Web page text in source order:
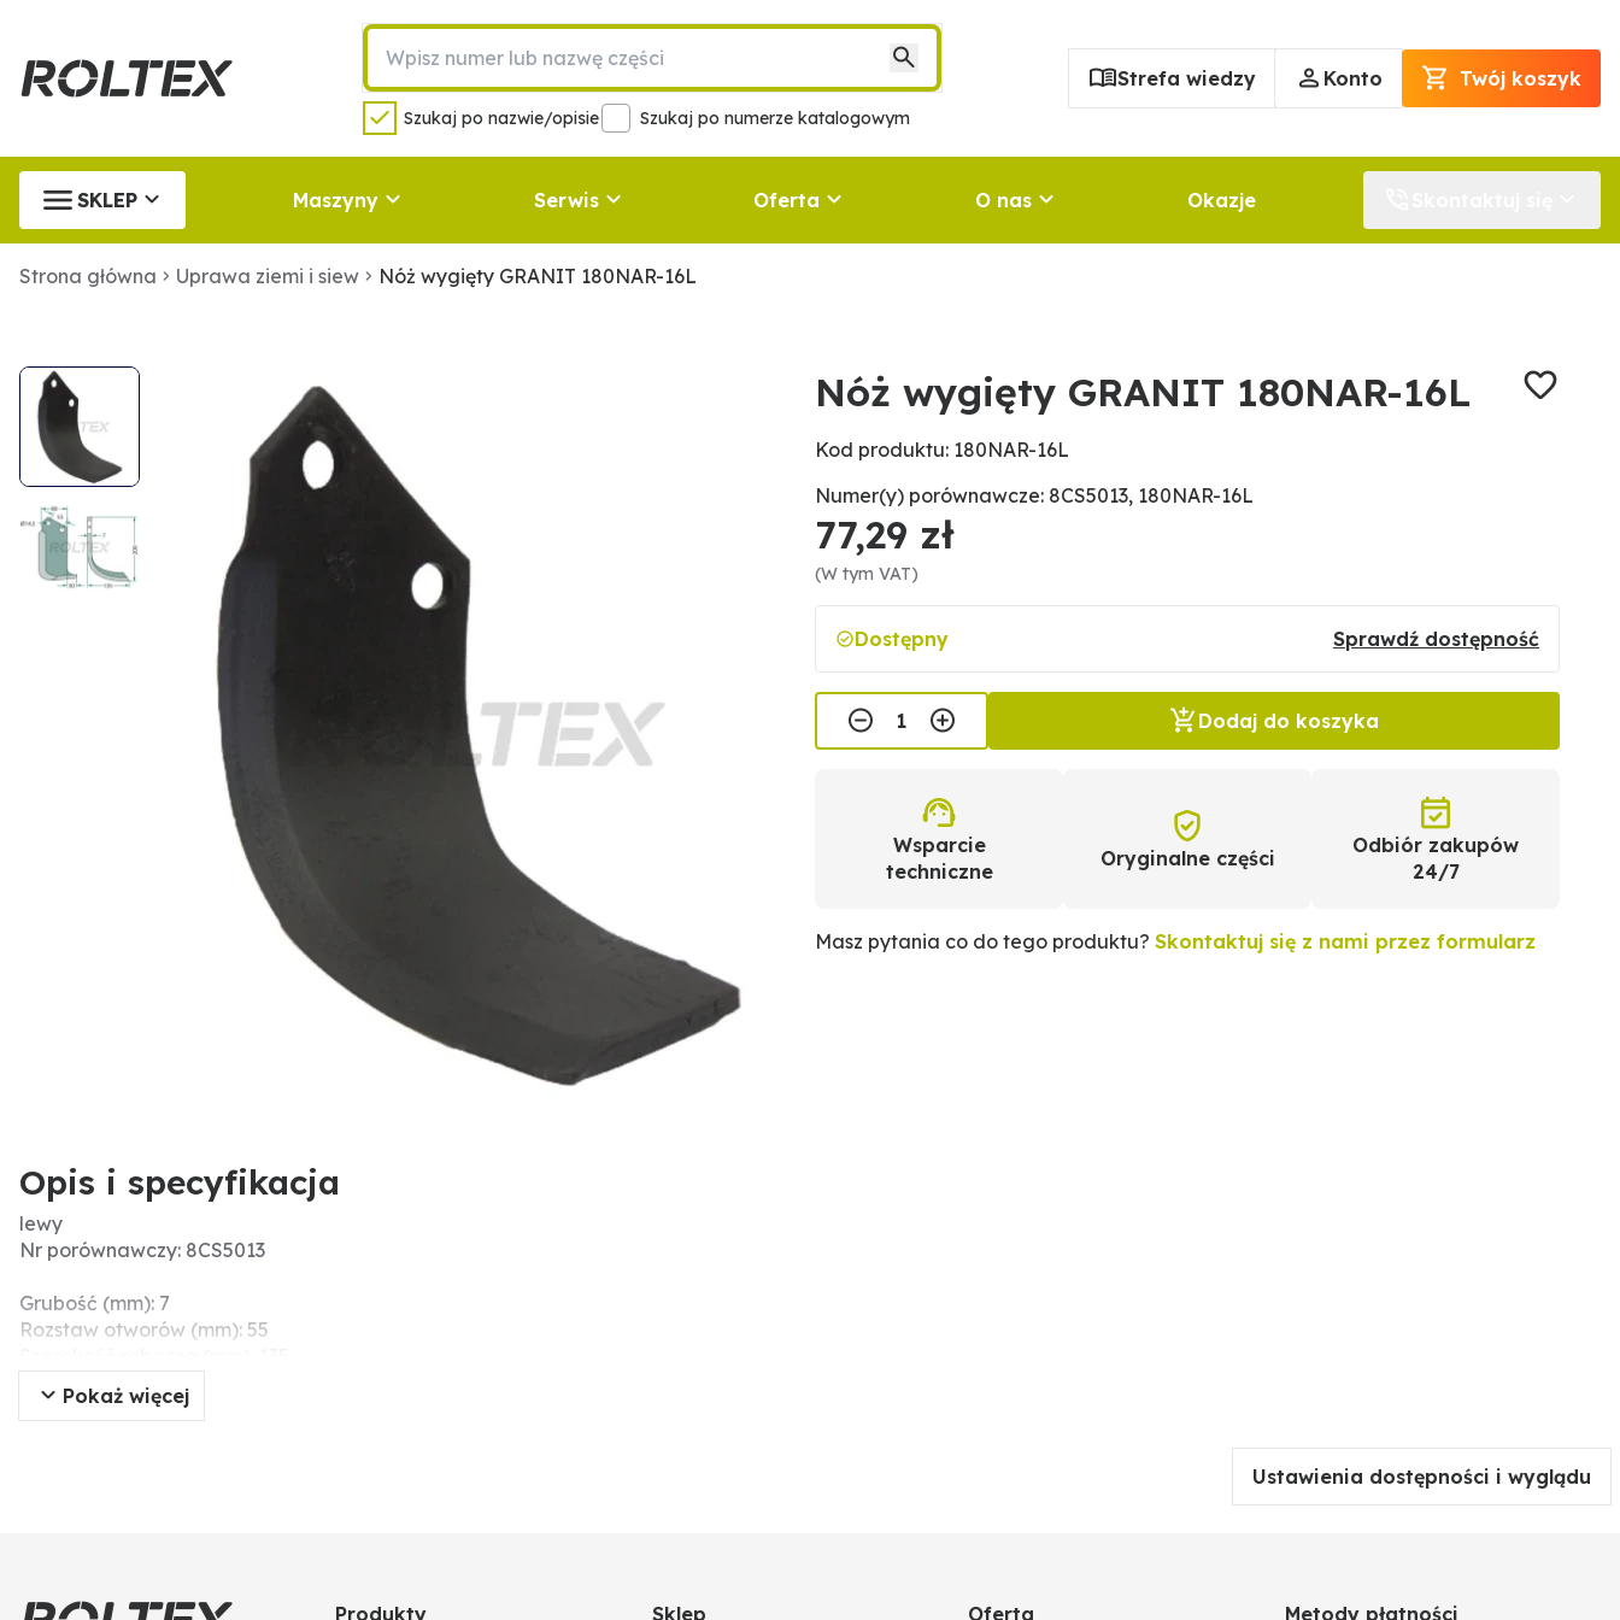
Szukaj po nazwie/opisie Szukaj po numerze katalogowym
Strefa wiedzy Konto Twój koszyk
SKLEP Maszyny Serwis Oferta O nas Okazje
Strona główna Uprawa ziemi i siew Nóż wygięty GRANIT 180NAR-16L
Nóż wygięty GRANIT 180NAR-16L
Kod produktu: 180NAR-16L
Numer(y) porównawcze: 8CS5013, 180NAR-16L
77,29 zł
(W tym VAT)
Dostępny Sprawdź dostępność
Dodaj do koszyka
Wsparcie
techniczne
Oryginalne części
Odbiór zakupów
24/7
Masz pytania co do tego produktu? Skontaktuj się z nami przez formularz
Opis i specyfikacja
lewy
Nr porównawczy: 8CS5013
Grubość (mm): 7
Rozstaw otworów (mm): 55
Ø otworu (mm): 14,5
Wymiary montażowe (mm): 80
Pokaż więcej
Ustawienia dostępności i wyglądu
Produkty Sklep Oferta Metody płatności